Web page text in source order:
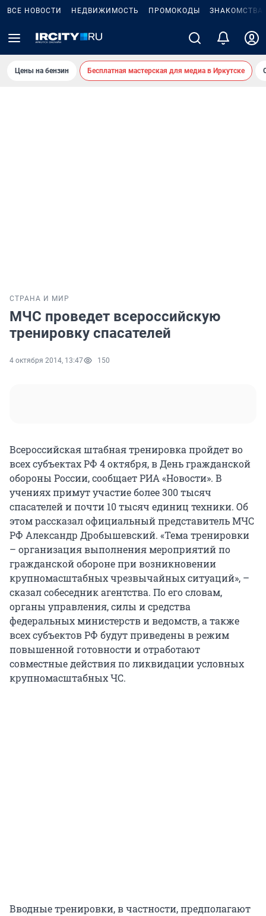
ВСЕ НОВОСТИ НЕДВИЖИМОСТЬ ПРОМОКОДЫ ЗНАКОМСТВА
Цены на бензин Бесплатная мастерская для медиа в Иркутске
СТРАНА И МИР
МЧС проведет всероссийскую
тренировку спасателей
4 октября 2014, 13:47 150
Всероссийская штабная тренировка пройдет во
всех субъектах РФ 4 октября, в День гражданской
обороны России, сообщает РИА «Новости». В
учениях примут участие более 300 тысяч
спасателей и почти 10 тысяч единиц техники. Об
этом рассказал официальный представитель МЧС
РФ Александр Дробышевский. «Тема тренировки
– организация выполнения мероприятий по
гражданской обороне при возникновении
крупномасштабных чрезвычайных ситуаций», –
сказал собеседник агентства. По его словам,
органы управления, силы и средства
федеральных министерств и ведомств, а также
всех субъектов РФ будут приведены в режим
повышенной готовности и отработают
совместные действия по ликвидации условных
крупномасштабных ЧС.
Вводные тренировки, в частности, предполагают